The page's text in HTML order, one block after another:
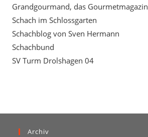
Grandgourmand, das Gourmetmagazin
Schach im Schlossgarten
Schachblog von Sven Hermann
Schachbund
SV Turm Drolshagen 04
Archiv